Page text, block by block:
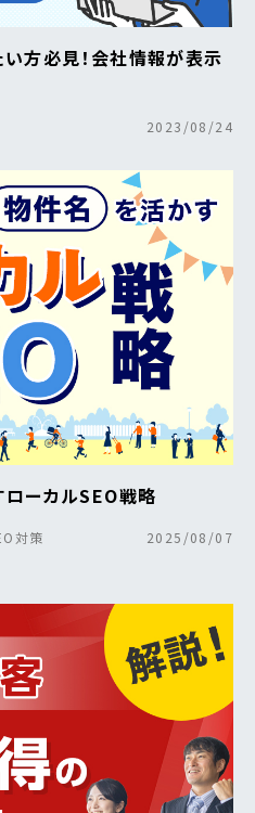
方必見！会社情報が表示
2023/08/24
ローカルSEO戦略
対策
2025/08/07